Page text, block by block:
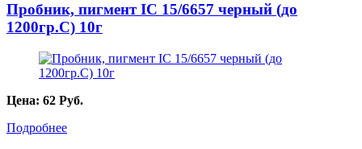
Пробник, пигмент IC 15/6657 черный (до
1200гр.С) 10г
Цена: 62 Руб.
Подробнее